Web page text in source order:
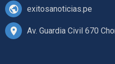
exitosanoticias.pe
Av. Guardia Civil 670